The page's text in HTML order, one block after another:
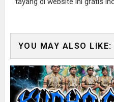
YOU MAY ALSO LIKE: